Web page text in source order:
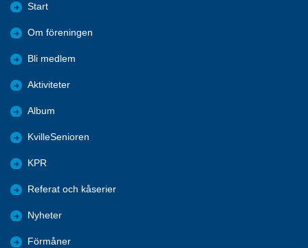
Start
Om föreningen
Bli medlem
Aktiviteter
Album
KvilleSenioren
KPR
Referat och kåserier
Nyheter
Förmåner